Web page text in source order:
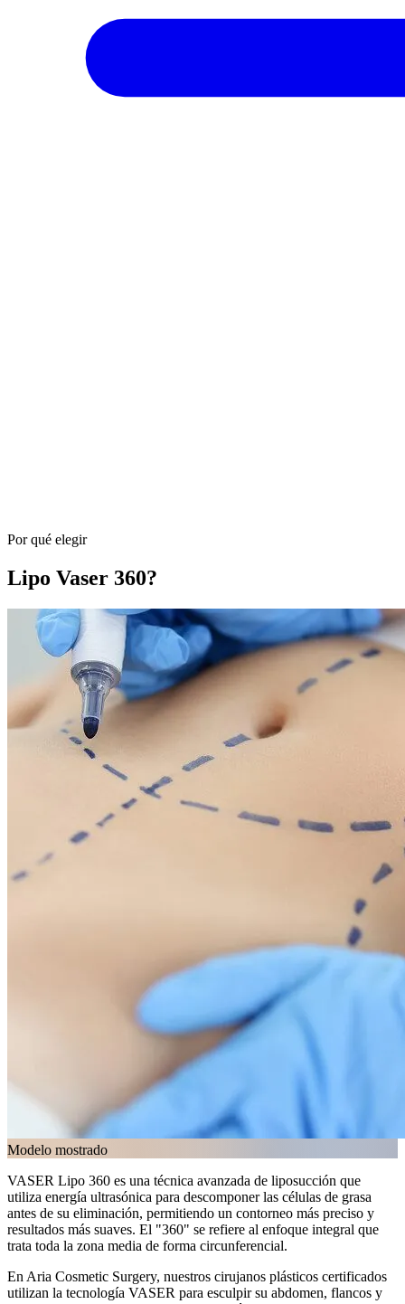
Por qué elegir
Lipo Vaser 360?
Modelo mostrado
VASER Lipo 360 es una técnica avanzada de liposucción que
utiliza energía ultrasónica para descomponer las células de grasa
antes de su eliminación, permitiendo un contorneo más preciso y
resultados más suaves. El "360" se refiere al enfoque integral que
trata toda la zona media de forma circunferencial.
En Aria Cosmetic Surgery, nuestros cirujanos plásticos certificados
utilizan la tecnología VASER para esculpir su abdomen, flancos y